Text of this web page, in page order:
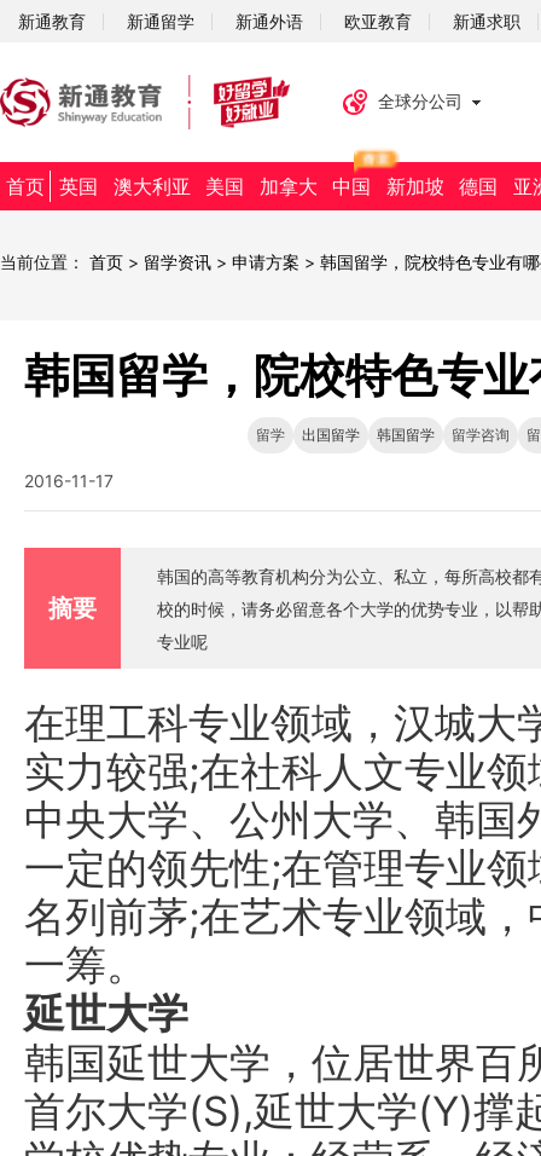
新通教育 新通留学 新通外语 欧亚教育 新通求职
全球分公司
首页 英国 澳大利亚 美国 加拿大 中国 新加坡 德国 亚
当前位置： 首页 > 留学资讯 > 申请方案 > 韩国留学，院校特色专业有
韩国留学，院校特色专
留学 出国留学 韩国留学 留学咨询
2016-11-17
摘要
韩国的高等教育机构分为公立、私立，每所高校
校的时候，请务必留意各个大学的优势专业，以
专业呢
在理工科专业领域，汉城大
实力较强;在社科人文专业
中央大学、公州大学、韩国
一定的领先性;在管理专业
名列前茅;在艺术专业领域
一筹。
延世大学
韩国延世大学，位居世界百
首尔大学(S),延世大学(Y)撑